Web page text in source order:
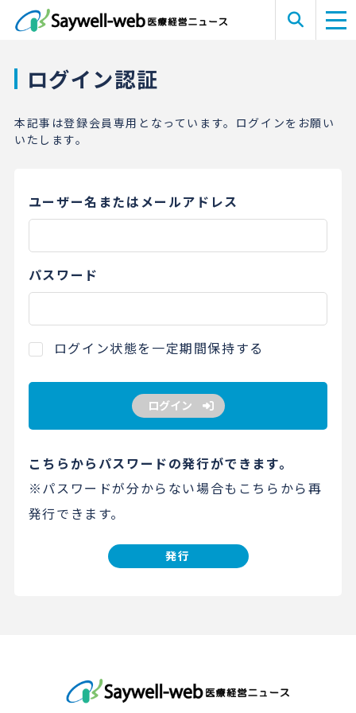
ログイン認証
本記事は登録会員専用となっています。ログインをお願い
いたします。
ユーザー名またはメールアドレス
パスワード
ログイン状態を一定期間保持する
ログイン
こちらからパスワードの発行ができます。
※パスワードが分からない場合もこちらから再
発行できます。
発行